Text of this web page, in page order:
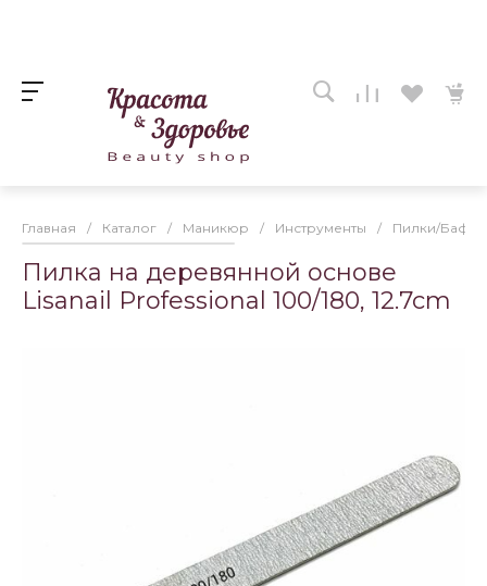
Главная / Каталог / Маникюр / Инструменты / Пилки/Бафы
Пилка на деревянной основе
Lisanail Professional 100/180, 12.7cm